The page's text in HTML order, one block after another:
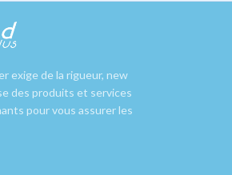
exige de la rigueur, new
des produits et services
pour vous assurer les